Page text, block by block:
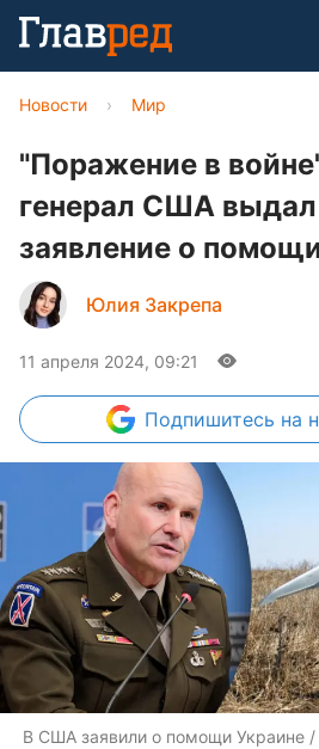
Новости › Мир
"Поражение в
генерал США выдал
заявление о
Юлия Закрепа
11 апреля 2024, 09:21
Подпишитесь на
В США заявили о помощи Украине /